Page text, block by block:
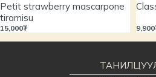
Petit strawberry mascarpone
tiramisu
15,000₮